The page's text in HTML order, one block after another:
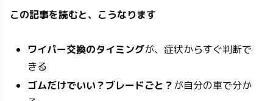
この記事を読むと、こうなります
ワイパー交換のタイミングが、症状からすぐ判断で
きる
ゴムだけでいい？ブレードごと？ が自分の車で分か